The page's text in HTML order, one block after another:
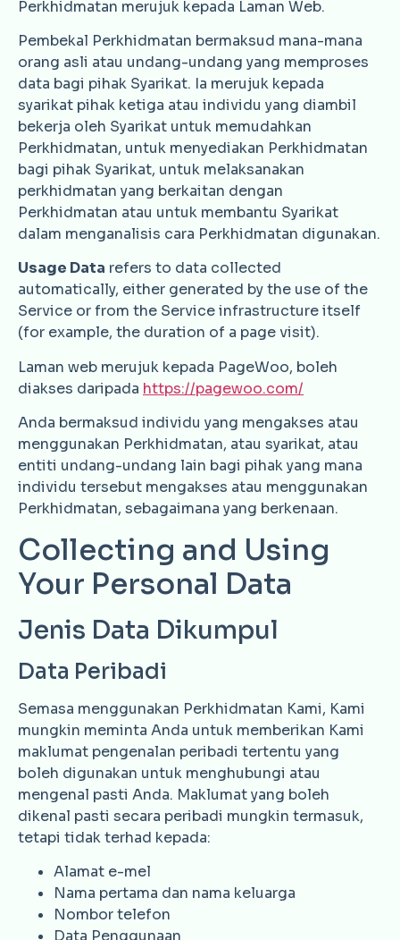
Perkhidmatan merujuk kepada Laman Web.
Pembekal Perkhidmatan bermaksud mana-mana
orang asli atau undang-undang yang memproses
data bagi pihak Syarikat. Ia merujuk kepada
syarikat pihak ketiga atau individu yang diambil
bekerja oleh Syarikat untuk memudahkan
Perkhidmatan, untuk menyediakan Perkhidmatan
bagi pihak Syarikat, untuk melaksanakan
perkhidmatan yang berkaitan dengan
Perkhidmatan atau untuk membantu Syarikat
dalam menganalisis cara Perkhidmatan digunakan.
Usage Data refers to data collected
automatically, either generated by the use of the
Service or from the Service infrastructure itself
(for example, the duration of a page visit).
Laman web merujuk kepada PageWoo, boleh
diakses daripada https://pagewoo.com/
Anda bermaksud individu yang mengakses atau
menggunakan Perkhidmatan, atau syarikat, atau
entiti undang-undang lain bagi pihak yang mana
individu tersebut mengakses atau menggunakan
Perkhidmatan, sebagaimana yang berkenaan.
Collecting and Using
Your Personal Data
Jenis Data Dikumpul
Data Peribadi
Semasa menggunakan Perkhidmatan Kami, Kami
mungkin meminta Anda untuk memberikan Kami
maklumat pengenalan peribadi tertentu yang
boleh digunakan untuk menghubungi atau
mengenal pasti Anda. Maklumat yang boleh
dikenal pasti secara peribadi mungkin termasuk,
tetapi tidak terhad kepada:
Alamat e-mel
Nama pertama dan nama keluarga
Nombor telefon
Data Penggunaan